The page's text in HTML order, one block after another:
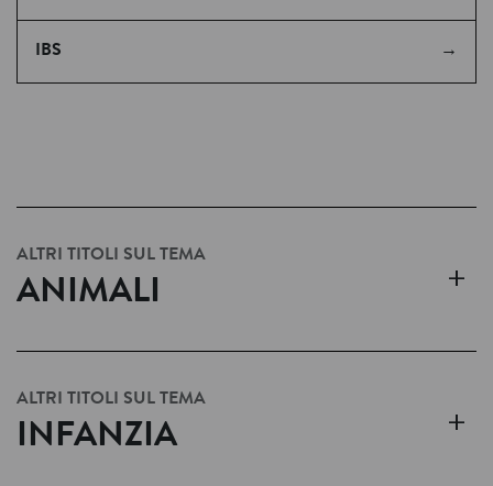
IBS
ALTRI TITOLI SUL TEMA
ANIMALI +
ALTRI TITOLI SUL TEMA
INFANZIA +